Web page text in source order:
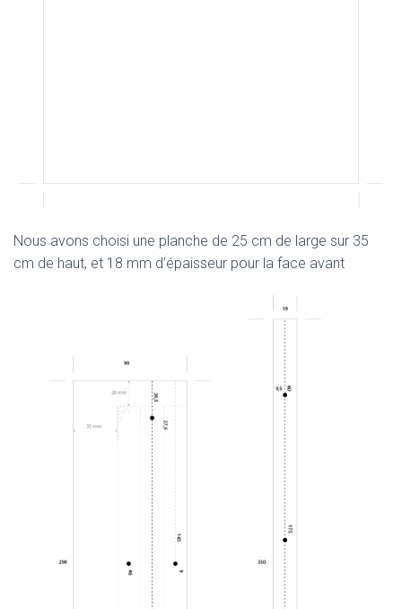
Nous avons choisi une planche de 25 cm de large sur 35
cm de haut, et 18 mm d’épaisseur pour la face avant